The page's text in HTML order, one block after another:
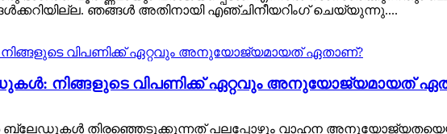
ഞങ്ങൾ അതിനായി എഞ്ചിനീയറിംഗ് ചെയ്യുന്നു....
നിങ്ങളുടെ വിപണിക്ക് ഏറ്റവും അനുയോജ്യമായത്
ബ്ലേഡുകൾ തിരഞ്ഞെടുക്കുന്നത് പലപ്പോഴും വാഹന